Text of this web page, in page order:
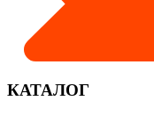
КАТАЛОГ